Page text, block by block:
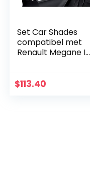
Set Car Shades
compatibel met
Renault Megane IV
$113.40